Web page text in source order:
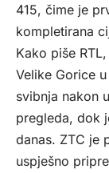
415, čime je
kompletirana
Kako piše RTL
Velike Gorice
svibnja nakon
pregleda, dok
danas. ZTC je
uspješno